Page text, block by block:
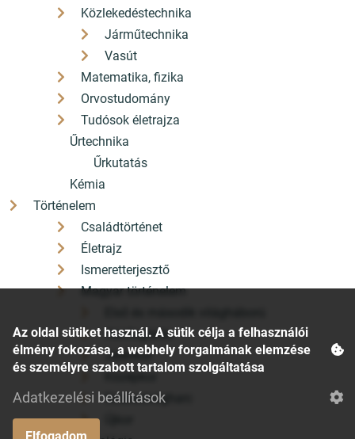
Közlekedéstechnika
Járműtechnika
Vasút
Matematika, fizika
Orvostudomány
Tudósok életrajza
Űrtechnika
Űrkutatás
Kémia
Történelem
Családtörténet
Életrajz
Ismeretterjesztő
Magyar történelem
Honfoglalás
Jelenkor
Középkor
Szabadságharc
Az oldal sütiket használ. A sütik célja a felhasználói
élmény fokozása, a webhely forgalmának elemzése
és személyre szabott tartalom szolgáltatása
Adatkezelési beállítások